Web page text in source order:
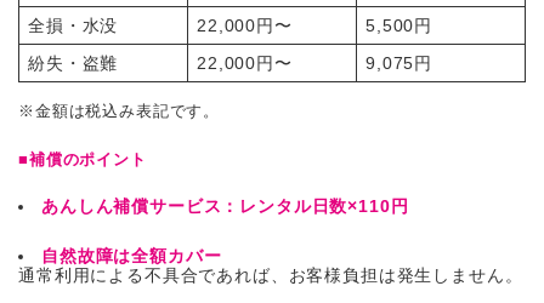
全損・水没
22,000円〜
5,500円
紛失・盗難
22,000円〜 9,075円
※金額は税込み表記です。
■補償のポイント
あんしん補償サービス：レンタル日数×110円
自然故障は全額カバー
通常利用による不具合であれば、お客様負担は発生しません。